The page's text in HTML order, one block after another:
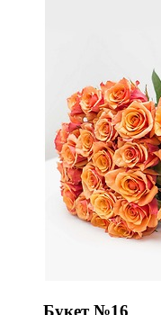
Букет №16